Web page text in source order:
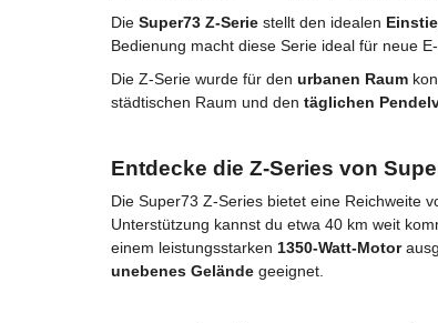
Die Super73 Z-Serie stellt den idealen
Bedienung macht diese Serie ideal für neue
Die Z-Serie wurde für den urbanen Raum
städtischen Raum und den täglichen
Entdecke die Z-Series von
Die Super73 Z-Series bietet eine Reichweite
Unterstützung kannst du etwa 40 km weit
einem leistungsstarken 1350-Watt-Motor
unebenes Gelände geeignet.